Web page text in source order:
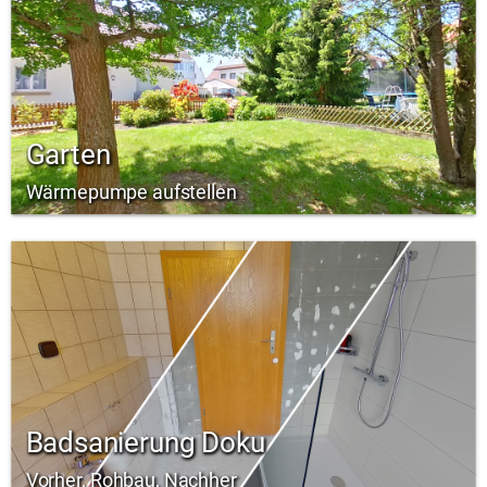
Garten
Wärmepumpe aufstellen
Badsanierung Doku
Vorher, Rohbau, Nachher